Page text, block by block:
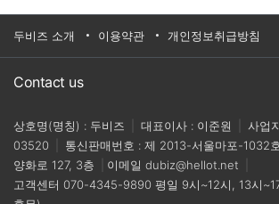
두비즈 소개 이용약관 개인정보취급방침
Contact us
상호명(명칭) : 두비즈 대표이사 : 이준원
사업
03520
통신판매번호 : 제 2013-서울마포-1032
양화로 127, 3층
이메일 dubiz@hellot.net
고객센터 070-4345-9890 평일 9시~12시, 13시